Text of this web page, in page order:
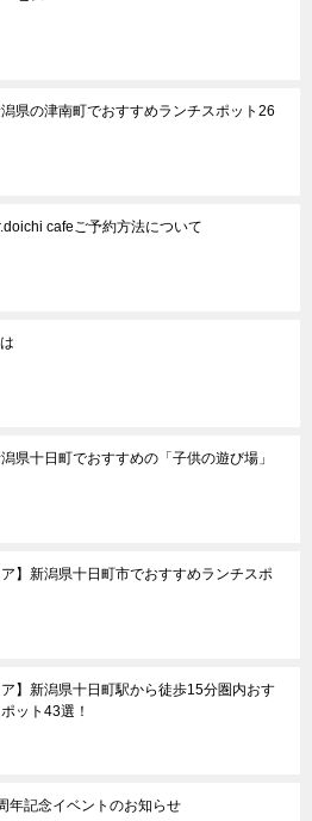
潟県の津南町でおすすめランチスポット26
cafeご予約方法について
潟県十日町でおすすめの「子供の遊び場」
ア】新潟県十日町市でおすすめランチスポ
ア】新潟県十日町駅から徒歩15分圏内おす
ット43選！
年記念イベントのお知らせ